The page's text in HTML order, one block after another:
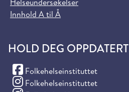
Helseundersøkelser
Innhold A til Å
HOLD DEG OPPDATERT
Folkehelseinstituttet
(Facebook)
Folkehelseinstituttet
(Instagram)